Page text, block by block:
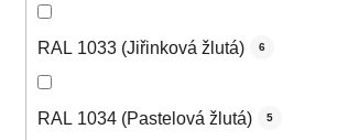
RAL 1033 (Jiřinková žlutá) 6
RAL 1034 (Pastelová žlutá) 5